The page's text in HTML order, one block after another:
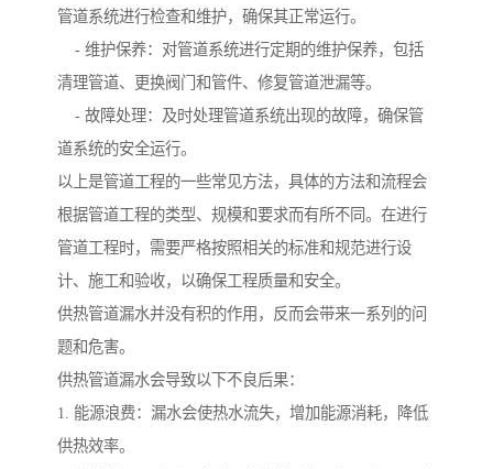
管道系统进行检查和维护，确保其正常运行。
- 维护保养：对管道系统进行定期的维护保养，包括
清理管道、更换阀门和管件、修复管道泄漏等。
- 故障处理：及时处理管道系统出现的故障，确保管
道系统的安全运行。
以上是管道工程的一些常见方法，具体的方法和流程会
根据管道工程的类型、规模和要求而有所不同。在进行
管道工程时，需要严格按照相关的标准和规范进行设
计、施工和验收，以确保工程质量和安全。
供热管道漏水并没有积的作用，反而会带来一系列的问
题和危害。
供热管道漏水会导致以下不良后果：
1. 能源浪费：漏水会使热水流失，增加能源消耗，降低
供热效率。